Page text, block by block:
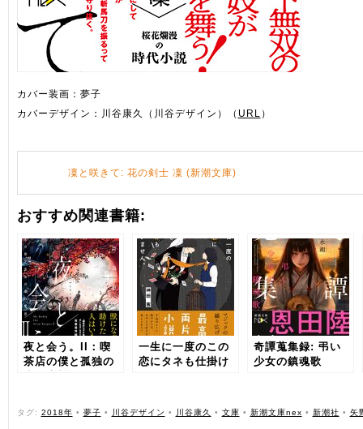
カバー装画：夢子
カバーデザイン：川谷康久（川谷デザイン）（ URL ）
凜と咲きて: 花の剣士 凜 (新潮文庫)
おすすめ関連書籍:
夜と会う。II：喫
茶店の僕と孤独の
一生に一度のこの
恋にタネも仕掛け
奇譚蒐集録: 弔い
少女の鎮魂歌
タグ: 2018年 • 夢子 • 川谷デザイン • 川谷康久 • 文庫 • 新潮文庫nex • 新潮社 • 矢